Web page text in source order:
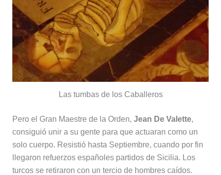
Las tumbas de los Caballeros
Pero el Gran Maestre de la Orden, Jean De Valette,
consiguió unir a su gente para que actuaran como un
solo cuerpo. Resistió hasta Septiembre, cuando por fin
llegaron refuerzos españoles partidos de Sicilia. Los
turcos se retiraron con un tercio de hombres caídos.